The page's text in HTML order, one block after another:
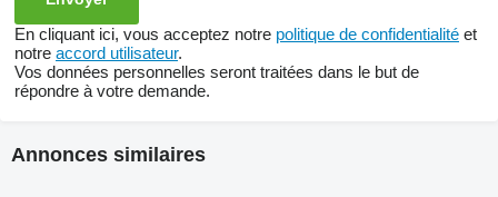
En cliquant ici, vous acceptez notre politique de confidentialité et
notre accord utilisateur.
Vos données personnelles seront traitées dans le but de
répondre à votre demande.
Annonces similaires